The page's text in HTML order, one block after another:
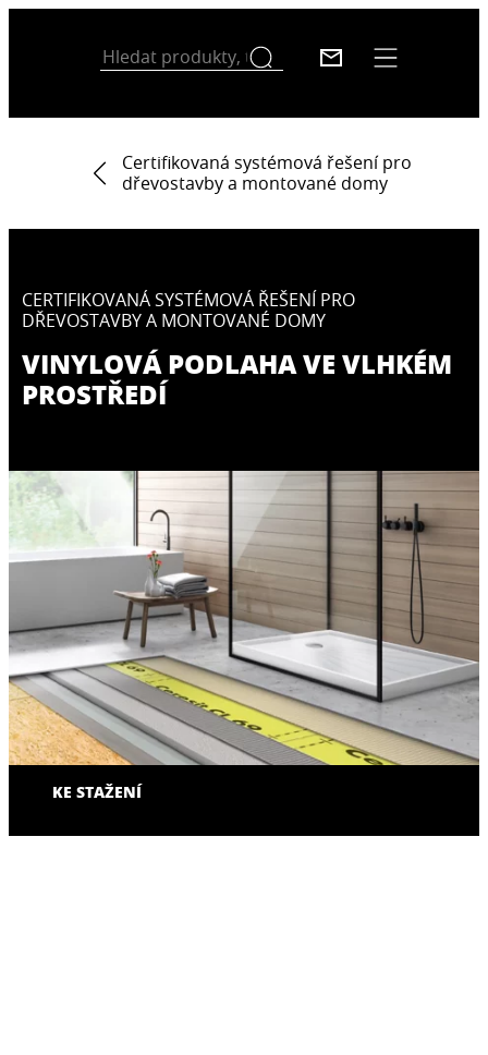
Certifikovaná systémová řešení pro
dřevostavby a montované domy
CERTIFIKOVANÁ SYSTÉMOVÁ ŘEŠENÍ PRO
DŘEVOSTAVBY A MONTOVANÉ DOMY
VINYLOVÁ PODLAHA VE VLHKÉM
PROSTŘEDÍ
KE STAŽENÍ